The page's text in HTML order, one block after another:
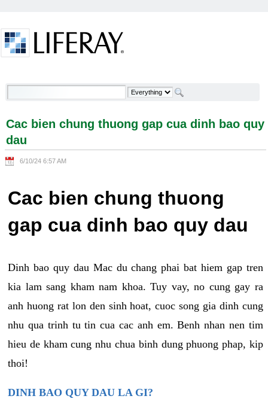
Cac bien chung thuong gap cua dinh bao quy dau -
Cac bien chung thuong gap cua dinh bao quy
dau
6/10/24 6:57 AM
Cac bien chung thuong
gap cua dinh bao quy dau
Dinh bao quy dau Mac du chang phai bat hiem gap tren
kia lam sang kham nam khoa. Tuy vay, no cung gay ra
anh huong rat lon den sinh hoat, cuoc song gia dinh cung
nhu qua trinh tu tin cua cac anh em. Benh nhan nen tim
hieu de kham cung nhu chua binh dung phuong phap, kip
thoi!
DINH BAO QUY DAU LA GI?